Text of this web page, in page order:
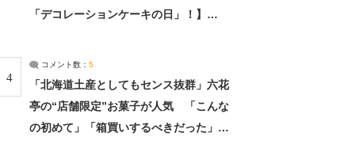
「デコレーションケーキの日」！】
4
コメント数： 5
「北海道土産としてもセンス抜群」六花
亭の“店舗限定”お菓子が人気 「こんな
の初めて」「箱買いするべきだった」